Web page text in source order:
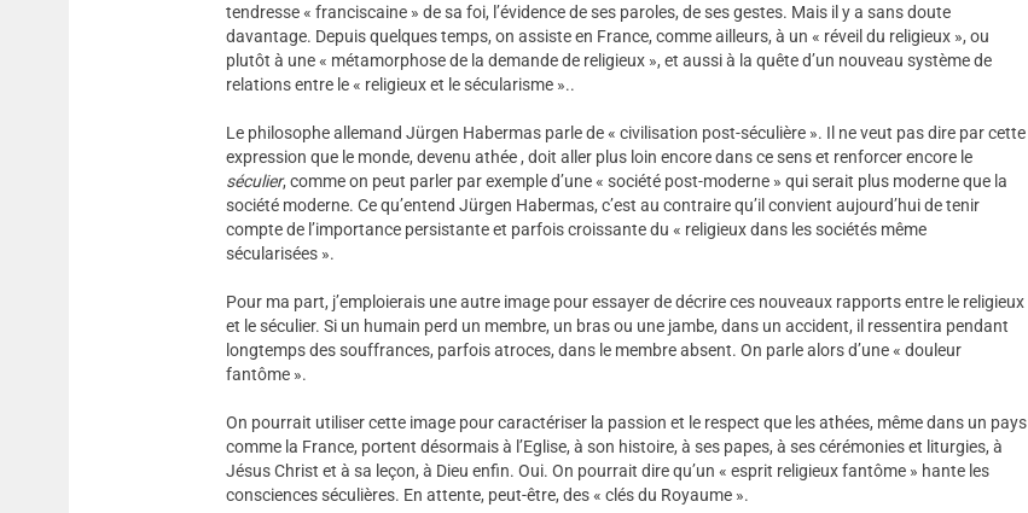
tendresse « franciscaine » de sa foi, l’évidence de ses paroles, de ses gestes. Mais il y a sans doute
davantage. Depuis quelques temps, on assiste en France, comme ailleurs, à un « réveil du religieux », ou
plutôt à une « métamorphose de la demande de religieux », et aussi à la quête d’un nouveau système de
relations entre le « religieux et le sécularisme »..
Le philosophe allemand Jürgen Habermas parle de « civilisation post-séculière ». Il ne veut pas dire par cette
expression que le monde, devenu athée , doit aller plus loin encore dans ce sens et renforcer encore le
séculier, comme on peut parler par exemple d’une « société post-moderne » qui serait plus moderne que la
société moderne. Ce qu’entend Jürgen Habermas, c’est au contraire qu’il convient aujourd’hui de tenir
compte de l’importance persistante et parfois croissante du « religieux dans les sociétés même
sécularisées ».
Pour ma part, j’emploierais une autre image pour essayer de décrire ces nouveaux rapports entre le religieux
et le séculier. Si un humain perd un membre, un bras ou une jambe, dans un accident, il ressentira pendant
longtemps des souffrances, parfois atroces, dans le membre absent. On parle alors d’une « douleur
fantôme ».
On pourrait utiliser cette image pour caractériser la passion et le respect que les athées, même dans un pays
comme la France, portent désormais à l’Eglise, à son histoire, à ses papes, à ses cérémonies et liturgies, à
Jésus Christ et à sa leçon, à Dieu enfin. Oui. On pourrait dire qu’un « esprit religieux fantôme » hante les
consciences séculières. En attente, peut-être, des « clés du Royaume ».